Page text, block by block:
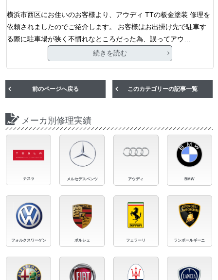
横浜市西区にお住いのお客様より、アウディ TTの板金塗装 修理を
依頼されましたのでご紹介します。 お客様はお出掛け先で駐車す
る際に駐車場が狭く不慣れなところだった為、誤ってアウ…
続きを読む
前のページへ戻る このカテゴリーの記事一覧
メーカ別修理実績
テスラ メルセデスベンツ アウディ BMW
フォルクスワーゲン ポルシェ フェラーリ ランボールギーニ